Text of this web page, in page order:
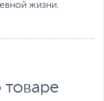
жизни.